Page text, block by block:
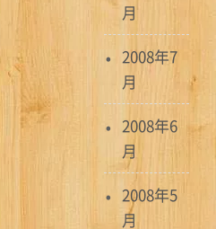
月
2008年7
月
2008年6
月
2008年5
月